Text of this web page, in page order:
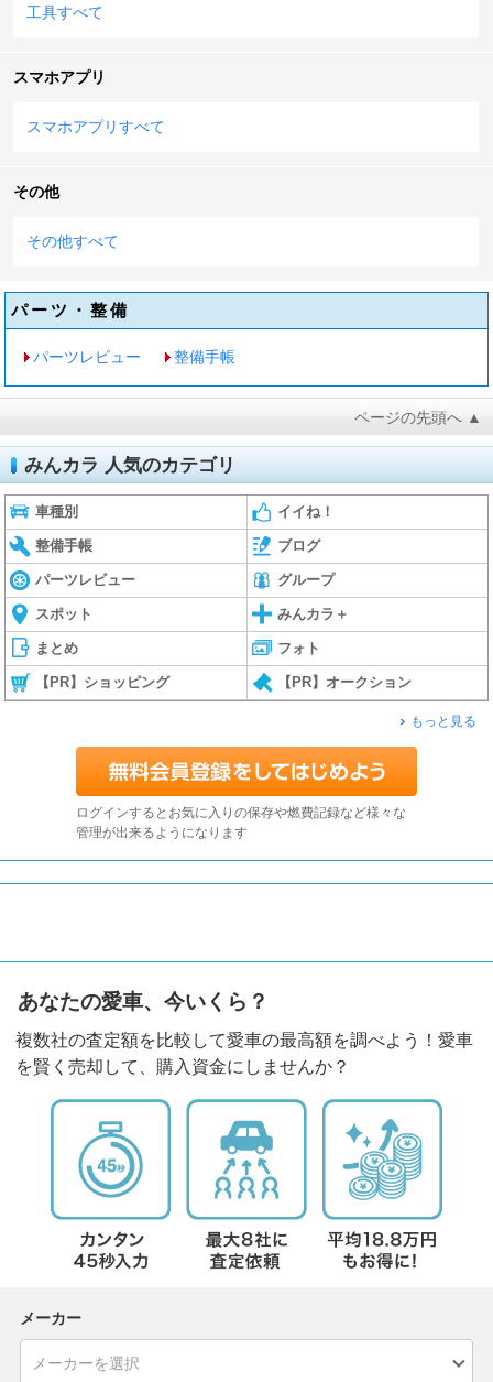
工具すべて
スマホアプリ
スマホアプリすべて
その他
その他すべて
パーツ・整備
パーツレビュー 整備手帳
ページの先頭へ ▲
みんカラ 人気のカテゴリ
車種別 イイね！
整備手帳 ブログ
パーツレビュー グループ
スポット みんカラ＋
まとめ フォト
【PR】ショッピング 【PR】オークション
もっと見る
ログインするとお気に入りの保存や燃費記録など様々な
管理が出来るようになります
あなたの愛車、今いくら？
複数社の査定額を比較して愛車の最高額を調べよう！愛車
を賢く売却して、購入資金にしませんか？
メーカー